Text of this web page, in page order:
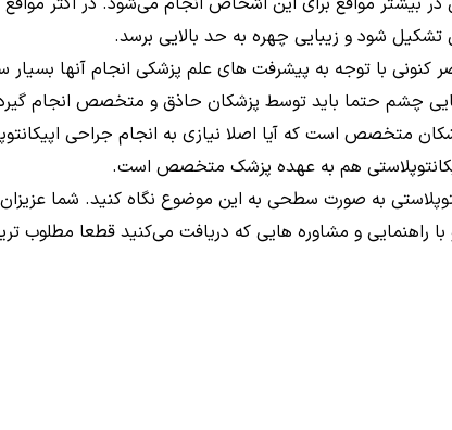
شود و زیبایی چهره به حد بالایی برسد.
با توجه به پیشرفت های علم پزشکی انجام آنها بسیار
چشم حتما باید توسط پزشکان حاذق و متخصص انجام
متخصص است که آیا اصلا نیازی به انجام جراحی
هم به عهده پزشک متخصص است.
به صورت سطحی به این موضوع نگاه کنید. شما عزیزان
و با راهنمایی و مشاوره هایی که دریافت می‌کنید قطعا